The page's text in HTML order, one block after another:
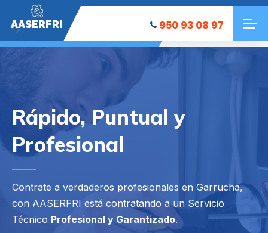
AASERFRI
"> 950 93 08 97
Rápido, Puntual y
Profesional
Contrate a verdaderos profesionales en Garrucha,
con AASERFRI está contratando a un Servicio
Técnico Profesional y Garantizado.